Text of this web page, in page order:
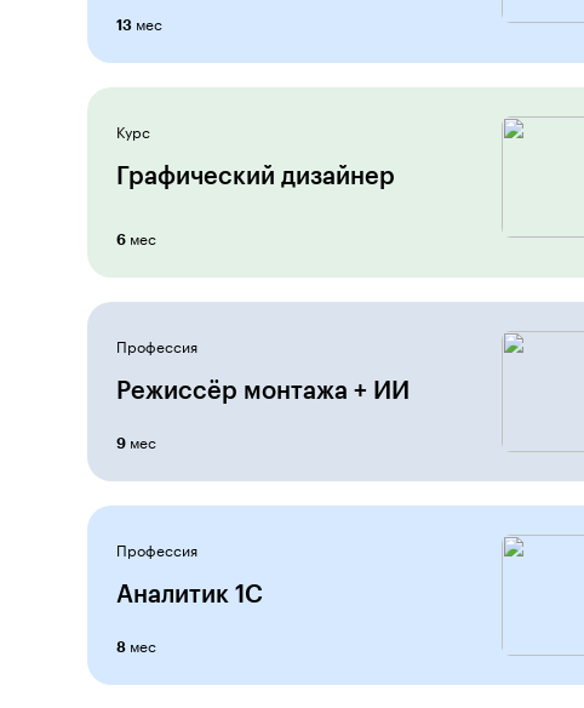
13 мес
Курс
Графический дизайнер
6 мес
Профессия
Режиссёр монтажа + ИИ
9 мес
Профессия
Аналитик 1С
8 мес